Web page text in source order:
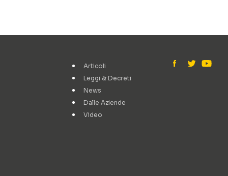
Articoli
Leggi & Decreti
News
Dalle Aziende
Video